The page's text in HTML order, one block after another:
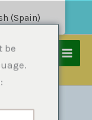
Periquitos
(Spain)
be